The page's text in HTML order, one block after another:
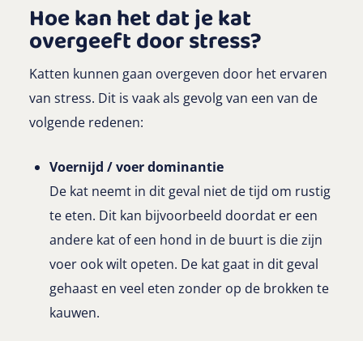
Hoe kan het dat je kat
overgeeft door stress?
Katten kunnen gaan overgeven door het ervaren
van stress. Dit is vaak als gevolg van een van de
volgende redenen:
Voernijd / voer dominantie
De kat neemt in dit geval niet de tijd om rustig
te eten. Dit kan bijvoorbeeld doordat er een
andere kat of een hond in de buurt is die zijn
voer ook wilt opeten. De kat gaat in dit geval
gehaast en veel eten zonder op de brokken te
kauwen.